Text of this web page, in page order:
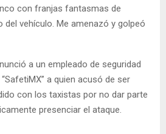
con franjas fantasmas de
del vehículo. Me amenazó y golpeó
a un empleado de seguridad
a quien acusó de ser
con los taxistas por no dar parte
presenciar el ataque.